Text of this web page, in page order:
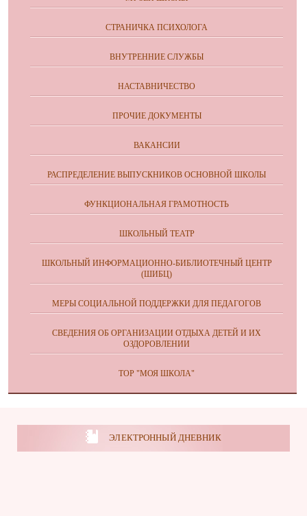
СТРАНИЧКА ПСИХОЛОГА
ВНУТРЕННИЕ СЛУЖБЫ
НАСТАВНИЧЕСТВО
ПРОЧИЕ ДОКУМЕНТЫ
ВАКАНСИИ
РАСПРЕДЕЛЕНИЕ ВЫПУСКНИКОВ ОСНОВНОЙ ШКОЛЫ
ФУНКЦИОНАЛЬНАЯ ГРАМОТНОСТЬ
ШКОЛЬНЫЙ ТЕАТР
ШКОЛЬНЫЙ ИНФОРМАЦИОННО-БИБЛИОТЕЧНЫЙ ЦЕНТР
(ШИБЦ)
МЕРЫ СОЦИАЛЬНОЙ ПОДДЕРЖКИ ДЛЯ ПЕДАГОГОВ
СВЕДЕНИЯ ОБ ОРГАНИЗАЦИИ ОТДЫХА ДЕТЕЙ И ИХ
ОЗДОРОВЛЕНИИ
ТОР "МОЯ ШКОЛА"
ЭЛЕКТРОННЫЙ ДНЕВНИК